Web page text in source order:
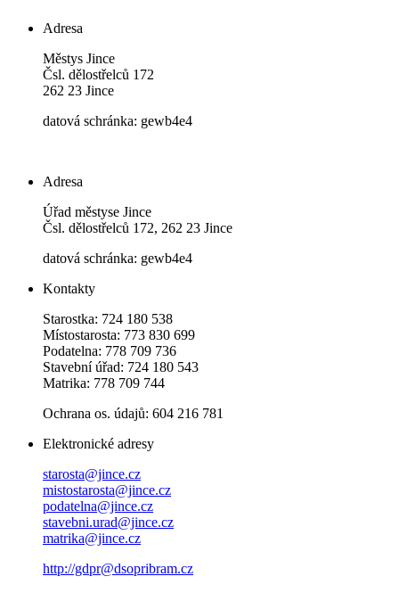
Adresa
Městys Jince
Čsl. dělostřelců 172
262 23 Jince
datová schránka: gewb4e4
Adresa
Úřad městyse Jince
Čsl. dělostřelců 172, 262 23 Jince
datová schránka: gewb4e4
Kontakty
Starostka: 724 180 538
Místostarosta: 773 830 699
Podatelna: 778 709 736
Stavební úřad: 724 180 543
Matrika: 778 709 744
Ochrana os. údajů: 604 216 781
Elektronické adresy
starosta@jince.cz
mistostarosta@jince.cz
podatelna@jince.cz
stavebni.urad@jince.cz
matrika@jince.cz
http://gdpr@dsopribram.cz